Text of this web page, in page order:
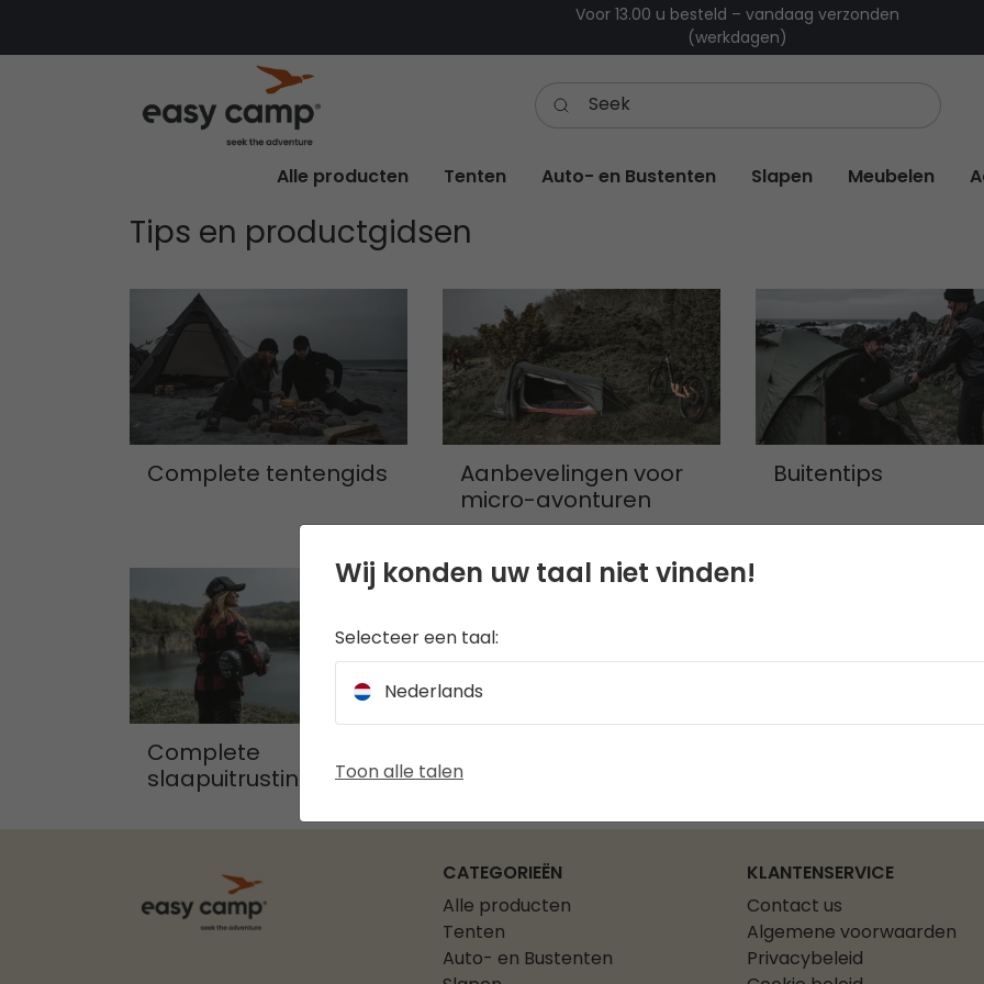
Voor 13.00 u besteld – vandaag verzonden
(werkdagen)
Alle producten Tenten Auto- en Bustenten Slapen Meubelen
Tips en productgidsen
Complete tentengids Aanbevelingen voor
micro-avonturen
Buitentips
Complete
slaapuitrustingsgids
CATEGORIEËN
Alle producten
Tenten
Auto- en Bustenten
KLANTENSERVICE
Contact us
Algemene voorwaarden
Privacybeleid
Wij konden uw taal niet vinden!
Selecteer een taal:
Nederlands
Toon alle talen